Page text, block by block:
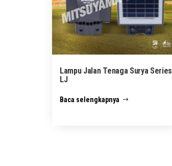
Lampu Jalan Tenaga Surya Series
LJ
Baca selengkapnya